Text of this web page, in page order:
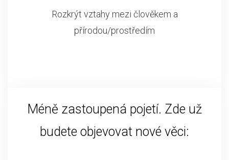
Rozkrýt vztahy mezi člověkem a
přírodou/prostředím
Méně zastoupená pojetí. Zde už
budete objevovat nové věci: